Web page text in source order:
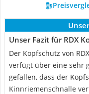
Unser Fazit für RDX
Der Kopfschutz von
verfügt über eine sehr
gefallen, dass der
Kinnriemenschnalle